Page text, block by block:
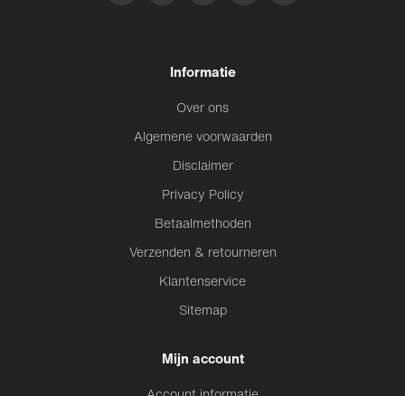
Informatie
Over ons
Algemene voorwaarden
Disclaimer
Privacy Policy
Betaalmethoden
Verzenden & retourneren
Klantenservice
Sitemap
Mijn account